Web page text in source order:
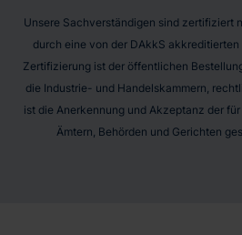
Unsere Sachverständigen sind zertifiziert
durch eine von der DAkkS
Zertifizierung ist der öffentlichen
die Industrie- und Handelskammern,
ist die Anerkennung und Akzeptanz der
Ämtern, Behörden und Gerichten